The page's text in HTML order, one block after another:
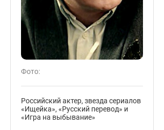
Фото:
Российский актер, звезда сериалов
«Ищейка», «Русский перевод» и
«Игра на выбывание»